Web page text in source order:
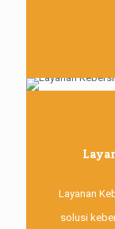
Layanan
solusi